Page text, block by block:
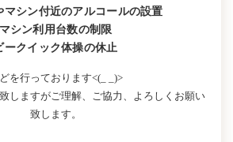
マシン付近のアルコールの設置
マシン利用台数の制限
ークイック体操の休止
を行っております<(_ _)>
しますがご理解、ご協力、よろしくお願い
致します。